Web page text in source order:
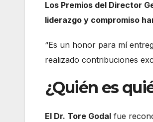
Los Premios del Director
liderazgo y compromiso
“Es un honor para mí
realizado contribuciones
¿Quién es
El Dr. Tore Godal fue